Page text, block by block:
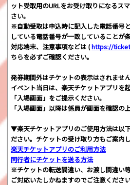
ット受取用のURLをお受け取りになるス
さい。
※自動受取は申込時に記入した電話番号
している電話番号が一致していることが条
対応端末、注意事項などは (https://
ちらを必ずご確認ください。
発券期間外はチケットの表示はされませ
イベント当日は、楽天チケットアプリを
「入場画面」をご提示ください。
「入場画面」以降は係員が画面を確認の
▼楽天チケットアプリのご使用方法は以
ださい。チケットの受け取り方もご案内
楽天チケットアプリのご利用方法
同行者にチケットを送る方法
※チケットの転送間違い、お渡し間違い
ご対応いたしかねますのでご注意ください